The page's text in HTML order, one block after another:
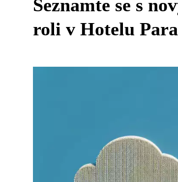
Seznamte se s
roli v Hotelu